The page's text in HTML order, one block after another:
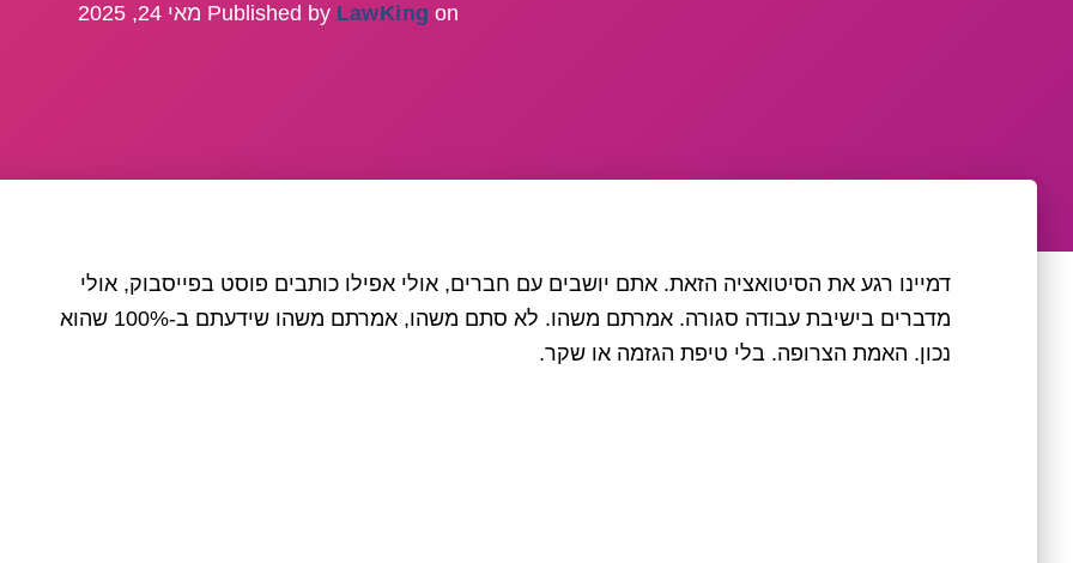
Published by LawKing on מאי 24, 2025
דמיינו רגע את הסיטואציה הזאת. אתם יושבים עם חברים, אולי אפילו כותבים פוסט בפייסבוק, אולי
מדברים בישיבת עבודה סגורה. אמרתם משהו. לא סתם משהו, אמרתם משהו שידעתם ב-100% שהוא
נכון. האמת הצרופה. בלי טיפת הגזמה או שקר.